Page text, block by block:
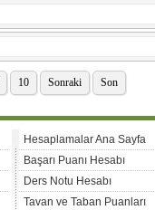
10 Sonraki Son
Hesaplamalar Ana Sayfa
Başarı Puanı Hesabı
Ders Notu Hesabı
Tavan ve Taban Puanları